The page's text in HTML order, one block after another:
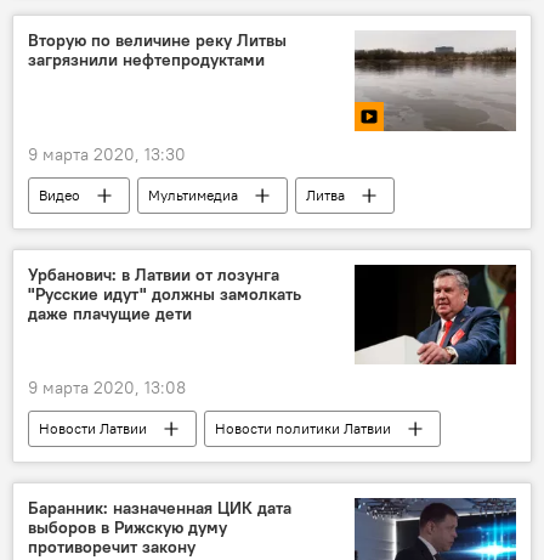
Вторую по величине реку Литвы
загрязнили нефтепродуктами
9 марта 2020, 13:30
Видео Мультимедиа Литва
Урбанович: в Латвии от лозунга
"Русские идут" должны замолкать
даже плачущие дети
9 марта 2020, 13:08
Новости Латвии
Новости политики Латвии
Латвия
Янис Урбанович
Согласие
Рижская дума
Муниципальные выборы 2021 года в Латвии
Баранник: назначенная ЦИК дата
выборов в Рижскую думу
противоречит закону